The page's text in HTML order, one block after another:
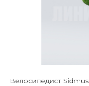
Велосипедист Sidmus